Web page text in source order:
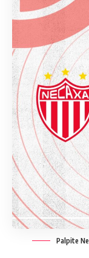
Palpite